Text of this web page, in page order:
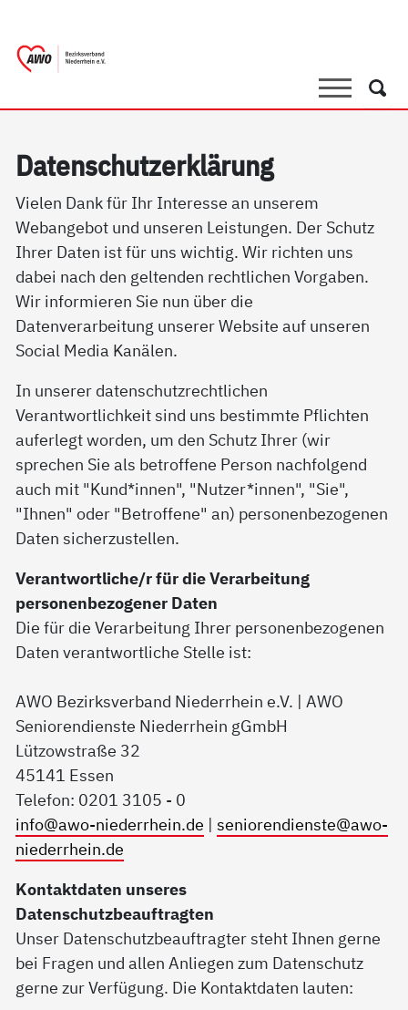
SucheSuche
Da­ten­schutz­er­klär­ung
Vielen Dank für Ihr Interesse an unserem
Webangebot und unseren Leistungen. Der Schutz
Ihrer Daten ist für uns wichtig. Wir richten uns
dabei nach den geltenden rechtlichen Vorgaben.
Wir informieren Sie nun über die
Datenverarbeitung unserer Website auf unseren
Social Media Kanälen.
In unserer datenschutzrechtlichen
Verantwortlichkeit sind uns bestimmte Pflichten
auferlegt worden, um den Schutz Ihrer (wir
sprechen Sie als betroffene Person nachfolgend
auch mit "Kund*innen", "Nutzer*innen", "Sie",
"Ihnen" oder "Betroffene" an) personenbezogenen
Daten sicherzustellen.
Verantwortliche/r für die Verarbeitung
personenbezogener Daten
Die für die Verarbeitung Ihrer personenbezogenen
Daten verantwortliche Stelle ist:
AWO Bezirksverband Niederrhein e.V. | AWO
Seniorendienste Niederrhein gGmbH
Lützowstraße 32
45141 Essen
Telefon: 0201 3105 - 0
info@awo-niederrhein.de |seniorendienste@awo-
niederrhein.de
Kontaktdaten unseres
Datenschutzbeauftragten
Unser Datenschutzbeauftragter steht Ihnen gerne
bei Fragen und allen Anliegen zum Datenschutz
gerne zur Verfügung. Die Kontaktdaten lauten: